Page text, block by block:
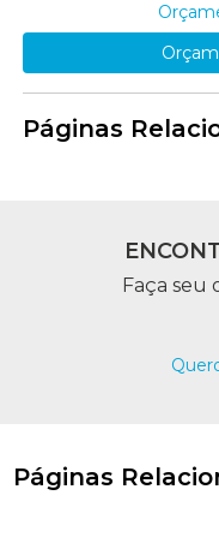
Páginas
Faça seu
Páginas